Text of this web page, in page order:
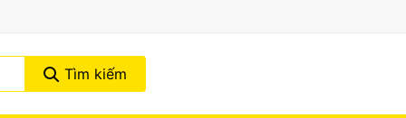
Tìm kiếm